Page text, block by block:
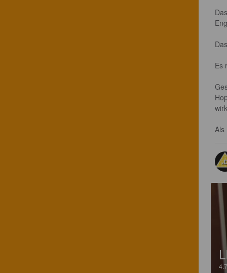
Es
Als